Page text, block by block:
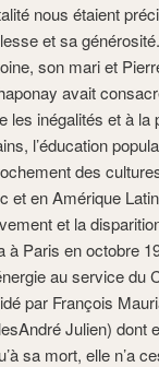
nous étaient
et sa
son mari et
avait
les inégalités et à la
l’éducation
des
et en Amérique
et la
à Paris en octobre
au service du
par François
Julien) dont
sa mort, elle n’a